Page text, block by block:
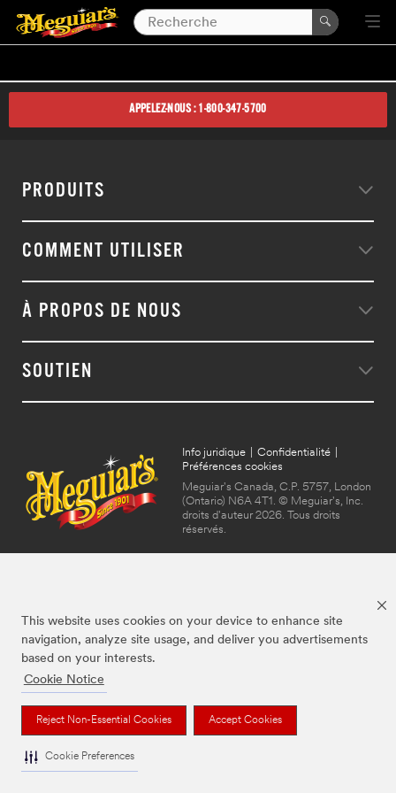
This website uses cookies on your device to enhance site
navigation, analyze site usage, and deliver you advertisements
based on your interests.
Cookie Notice
Reject Non-Essential Cookies Accept Cookies
Cookie Preferences
APPELEZ-NOUS : 1-800-347-5700
PRODUITS
COMMENT UTILISER
À PROPOS DE NOUS
SOUTIEN
Info juridique Confidentialité
Préférences cookies
Meguiar's Canada, C.P. 5757, London
(Ontario) N6A 4T1. © Meguiar's, Inc.
droits d'auteur 2026. Tous droits
réservés.
Les marques mentionnées ci-dessus sont des marques de commerce de
Meguiar's, utilisées sous licence au Canada.